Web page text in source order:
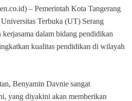
– Pemerintah Kota Tangerang
Universitas Terbuka (UT) Serang
dalam bidang pendidikan
kualitas pendidikan di wilayah
Benyamin Davnie sangat
yang diyakini akan memberikan